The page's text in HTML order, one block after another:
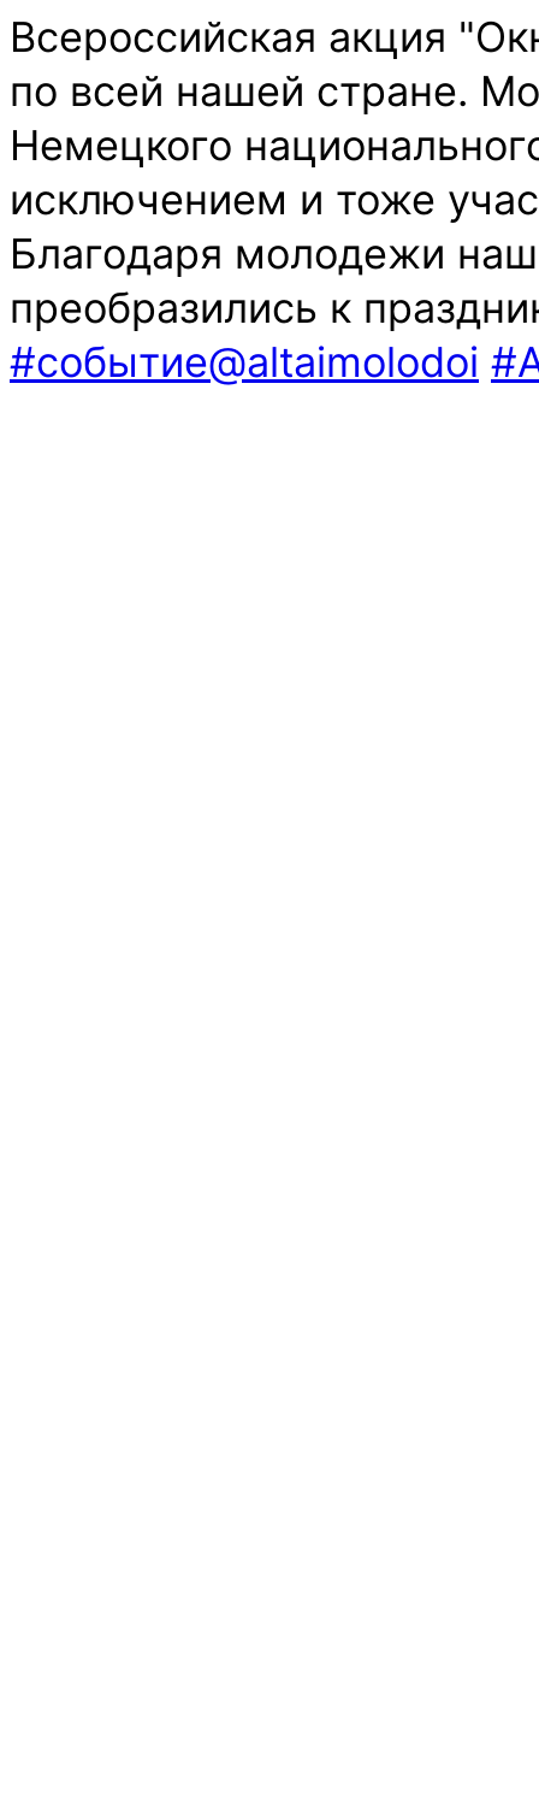
Всероссийская акция
по всей нашей стране.
Немецкого
исключением и тоже
Благодаря молодежи
преобразились к
#событие@altaimolodoi